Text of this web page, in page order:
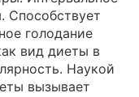
Способствует
голодание
вид диеты в
Наукой
вызывает